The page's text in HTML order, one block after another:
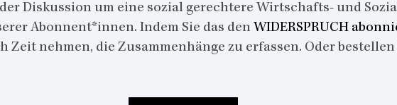
Diskussion um eine sozial gerechtere Wirtschafts- und
Abonnent*innen. Indem Sie das den WIDERSPRUCH
Zeit nehmen, die Zusammenhänge zu erfassen. Oder